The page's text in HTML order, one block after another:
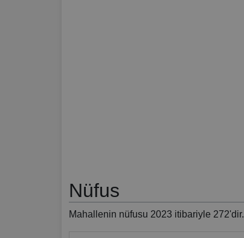
Nüfus
Mahallenin nüfusu 2023 itibariyle 272'dir.